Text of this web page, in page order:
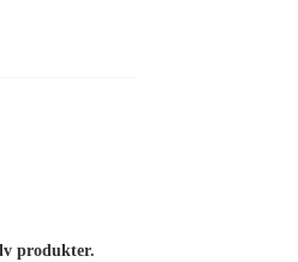
produkter.